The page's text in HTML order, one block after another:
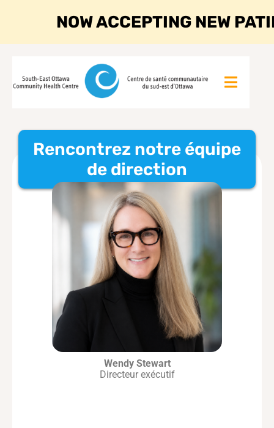
Rencontrez notre équipe
de direction
Wendy Stewart
Directeur exécutif
NOW ACCEPTING NEW